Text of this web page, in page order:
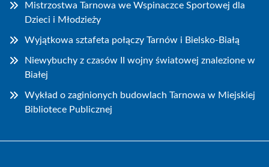
Mistrzostwa Tarnowa we Wspinaczce Sportowej dla
Dzieci i Młodzieży
Wyjątkowa sztafeta połączy Tarnów i Bielsko-Białą
Niewybuchy z czasów II wojny światowej znalezione w
Białej
Wykład o zaginionych budowlach Tarnowa w Miejskiej
Bibliotece Publicznej